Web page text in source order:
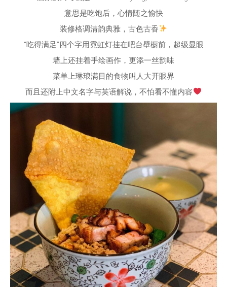
意思是吃饱后，心情随之愉快
装修格调清韵典雅，古色古香
“吃得满足”四个字用霓虹灯挂在吧台壁橱前，超级显眼
墙上还挂着手绘画作，更添一丝韵味
菜单上琳琅满目的食物叫人大开眼界
而且还附上中文名字与英语解说，不怕看不懂内容